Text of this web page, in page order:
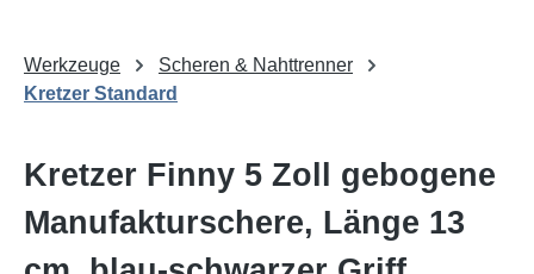
Werkzeuge
Scheren & Nahttrenner
Kretzer Standard
Kretzer Finny 5 Zoll gebogene
Manufakturschere, Länge 13